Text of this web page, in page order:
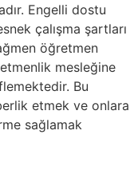
Engelli dostu
çalışma şartları
öğretmen
mesleğine
Bu
etmek ve onlara
sağlamak